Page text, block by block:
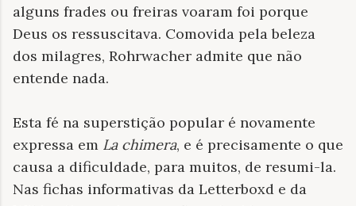
alguns frades ou freiras voaram foi porque
Deus os ressuscitava. Comovida pela beleza
dos milagres, Rohrwacher admite que não
entende nada.
Esta fé na superstição popular é novamente
expressa em La chimera, e é precisamente o que
causa a dificuldade, para muitos, de resumi-la.
Nas fichas informativas da Letterboxd e da